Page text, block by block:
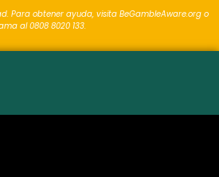
Para obtener ayuda, visita BeGambleAware.org o
al 0808 8020 133.